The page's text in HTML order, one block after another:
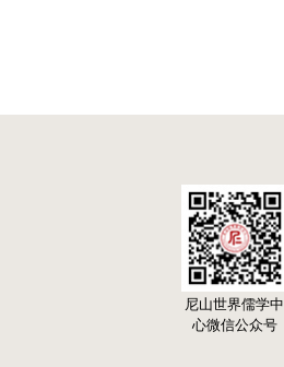
尼山世界儒学中
心微信公众号